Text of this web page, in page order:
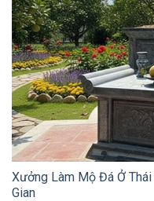
Xưởng Làm Mộ Đá Ở Thái
Gian